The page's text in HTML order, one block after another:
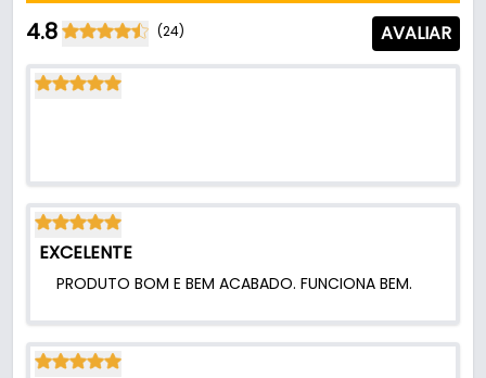
Prendedor Imã Magnético Preto Para Porta
Cpm400 Italy Line
por R$ 28,56
4.8 (24) AVALIAR
EXCELENTE
PRODUTO BOM E BEM ACABADO. FUNCIONA BEM.